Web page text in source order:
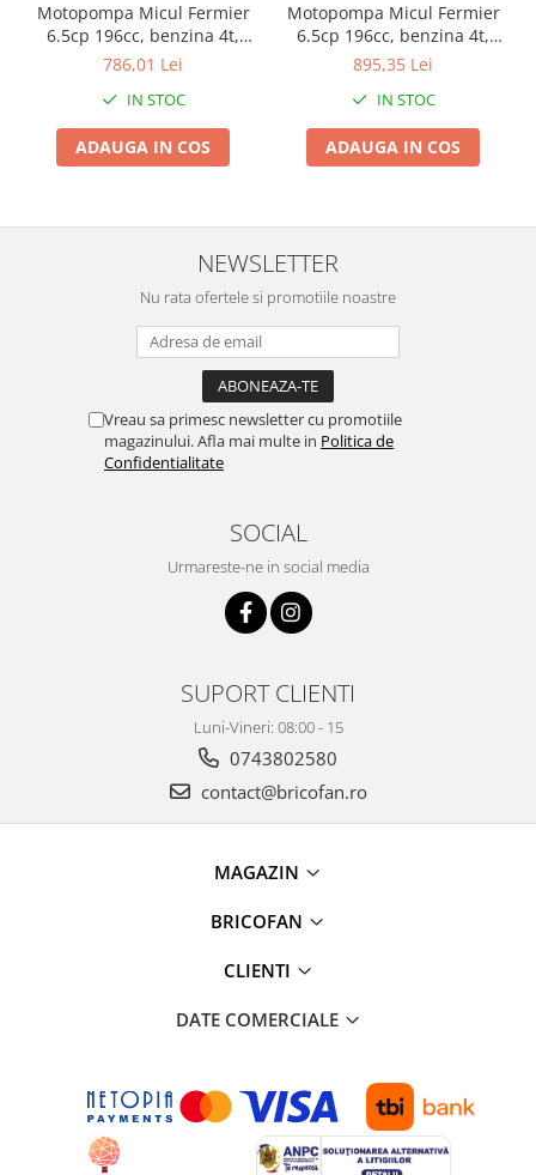
Ventilatoare
Kituri de siguranta si supravietuire
Kit-uri siguranta auto
Camping
Aspiratoare electrice
Cutii depozitare diverse
Cutii depozitare medicamente
Dulapuri si rafturi de depozitare
Maturi, mopuri si galeti
Perii si aparate scame
Bucatarie si electrocasnice
Masini de carnati si accesorii
Espressoare si cafetiere
Masini de piper si nuci
Genti Termoizolante Mancare
Magneti de frigider
Motopompa Micul Fermier
6.5cp 196cc, benzina 4t,
racord 2", debit 30000l/h
786,01 Lei
IN STOC
ADAUGA IN COS
Motopompa Micul Fermier
6.5cp 196cc, benzina 4t,
racord 3", debit 60000l/h
895,35 Lei
IN STOC
ADAUGA IN COS
NEWSLETTER
Nu rata ofertele si promotiile noastre
Vreau sa primesc newsletter cu promotiile
magazinului. Afla mai multe in Politica de
Confidentialitate
SOCIAL
Urmareste-ne in social media
SUPORT CLIENTI
Luni-Vineri: 08:00 - 15
0743802580
contact@bricofan.ro
MAGAZIN
BRICOFAN
CLIENTI
DATE COMERCIALE